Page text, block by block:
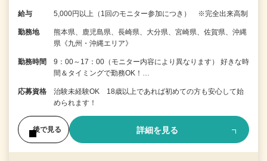
給与 5,000円以上（1回のモニター参加につき） ※完全出来高制
勤務地
熊本県、鹿児島県、長崎県、大分県、宮崎県、佐賀県、沖縄
県《九州・沖縄エリア》
勤務時間
9：00～17：00（モニター内容により異なります） 好きな時
間＆タイミングで勤務OK！…
応募資格
治験未経験OK 18歳以上であれば初めての方も安心して始
められます！
後で見る 詳細を見る